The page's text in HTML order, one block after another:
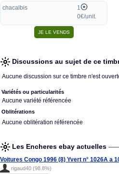
chacalbis
1
0€/unit.
Discussions au sujet de ce
Aucune discussion sur ce timbre n'est
Variétés ou particularités
Aucune variété référencée
Oblitérations
Aucune oblitération référencée
Les Encheres ebay actuelles
Voitures Congo 1996 (8) Yvert n° 1026A a
rigaud40 (98.8%)